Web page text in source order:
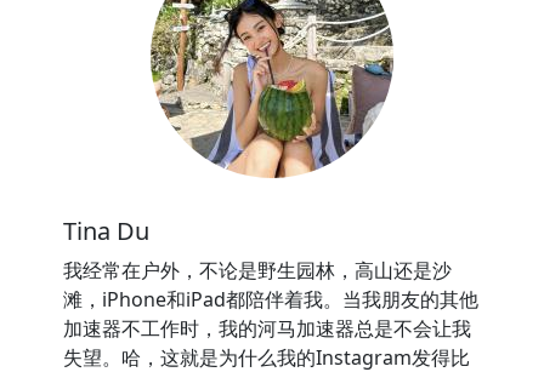
Tina Du
我经常在户外，不论是野生园林，高山还是沙
滩，iPhone和iPad都陪伴着我。当我朋友的其他
加速器不工作时，我的河马加速器总是不会让我
失望。哈，这就是为什么我的Instagram发得比